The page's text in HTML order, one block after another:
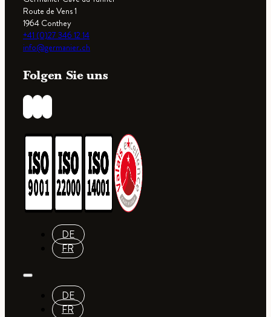
Route de Vens 1
1964 Conthey
+41 (0)27 346 12 14
info@germanier.ch
Folgen Sie uns
DE
FR
DE
FR